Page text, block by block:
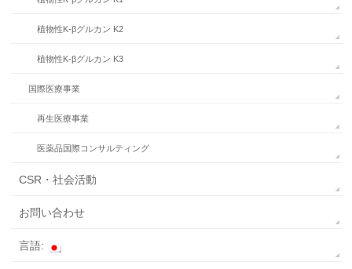
植物性K-βグルカン K2
植物性K-βグルカン K3
国際医療事業
再生医療事業
医薬品国際コンサルティング
CSR・社会活動
お問い合わせ
言語: